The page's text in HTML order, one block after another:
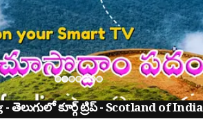
కూర్గ్ ట్రిప్ - Scotland of India